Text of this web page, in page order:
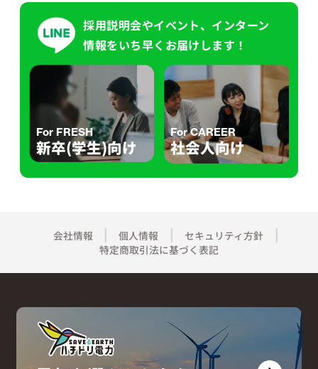
採用説明会やイベント、インターン
情報をいち早くお届けします！
For FRESH
新卒(学生)向け
For CAREER
社会人向け
会社情報 個人情報
セキュリティ方針
特定商取引法に基づく表記